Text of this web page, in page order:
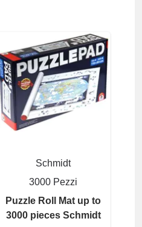
Schmidt
3000 Pezzi
Puzzle Roll Mat up to
3000 pieces Schmidt